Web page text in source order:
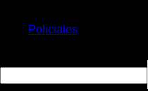
Policiales